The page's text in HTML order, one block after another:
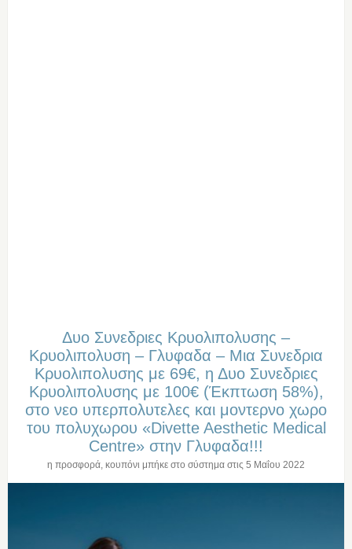
Δυο Συνεδριες Κρυολιπολυσης –
Κρυολιπολυση – Γλυφαδα – Μια Συνεδρια
Κρυολιπολυσης με 69€, η Δυο Συνεδριες
Κρυολιπολυσης με 100€ (Έκπτωση 58%),
στο νεο υπερπολυτελες και μοντερνο χωρο
του πολυχωρου «Divette Aesthetic Medical
Centre» στην Γλυφαδα!!!
η προσφορά, κουπόνι μπήκε στο σύστημα στις 5 Μαΐου 2022